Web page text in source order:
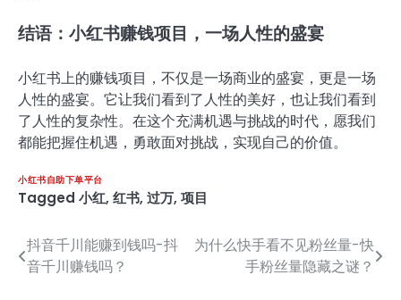
结语：小红书赚钱项目，一场人性的盛宴
小红书上的赚钱项目，不仅是一场商业的盛宴，更是一场
人性的盛宴。它让我们看到了人性的美好，也让我们看到
了人性的复杂性。在这个充满机遇与挑战的时代，愿我们
都能把握住机遇，勇敢面对挑战，实现自己的价值。
小红书自助下单平台
Tagged 小红, 红书, 过万, 项目
文
章
抖音千川能赚到钱吗-抖
音千川赚钱吗？
为什么快手看不见粉丝量-快
手粉丝量隐藏之谜？